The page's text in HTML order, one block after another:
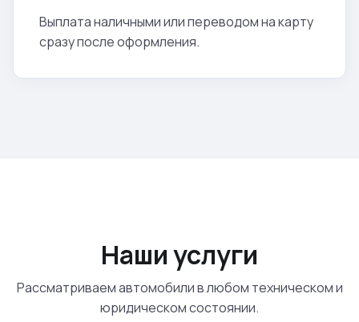
Выплата наличными или переводом на карту
сразу после оформления.
Наши услуги
Рассматриваем автомобили в любом техническом и
юридическом состоянии.